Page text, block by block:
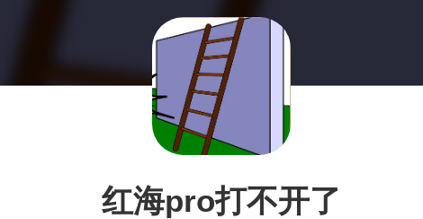
红海pro打不开了